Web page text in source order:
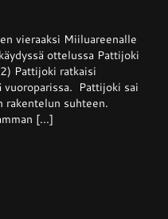
vieraaksi Miiluareenalle
ottelussa Pattijoki
Pattijoki ratkaisi
vuoroparissa. Pattijoki sai
rakentelun suhteen.
[...]